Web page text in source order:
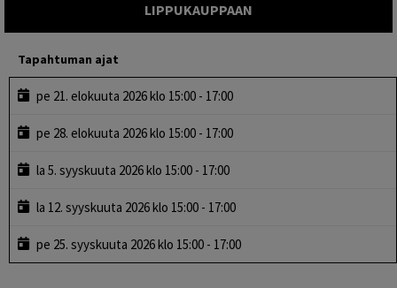
LIPPUKAUPPAAN
Tapahtuman ajat
pe 21. elokuuta 2026 klo 15:00 - 17:00
pe 28. elokuuta 2026 klo 15:00 - 17:00
la 5. syyskuuta 2026 klo 15:00 - 17:00
la 12. syyskuuta 2026 klo 15:00 - 17:00
pe 25. syyskuuta 2026 klo 15:00 - 17:00